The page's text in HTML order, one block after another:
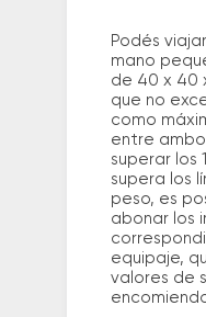
Podés
mano
de 40 x 40
que no
como
entre
superar los
supera los
peso, es
abonar los
equipaje,
valores de